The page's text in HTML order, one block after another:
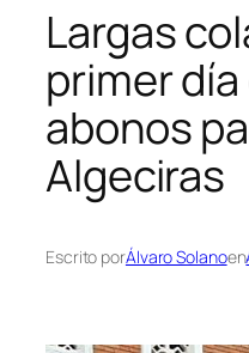
Largas
primer
abonos
Algeciras
Escrito porÁlvaro Solanoen